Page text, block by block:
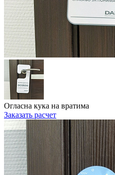
Огласна кука на вратима
Заказать расчет